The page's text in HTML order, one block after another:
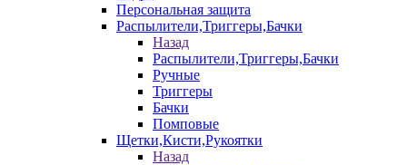
Персональная защита
Распылители,Триггеры,Бачки
Назад
Распылители,Триггеры,Бачки
Ручные
Триггеры
Бачки
Помповые
Щетки,Кисти,Рукоятки
Назад